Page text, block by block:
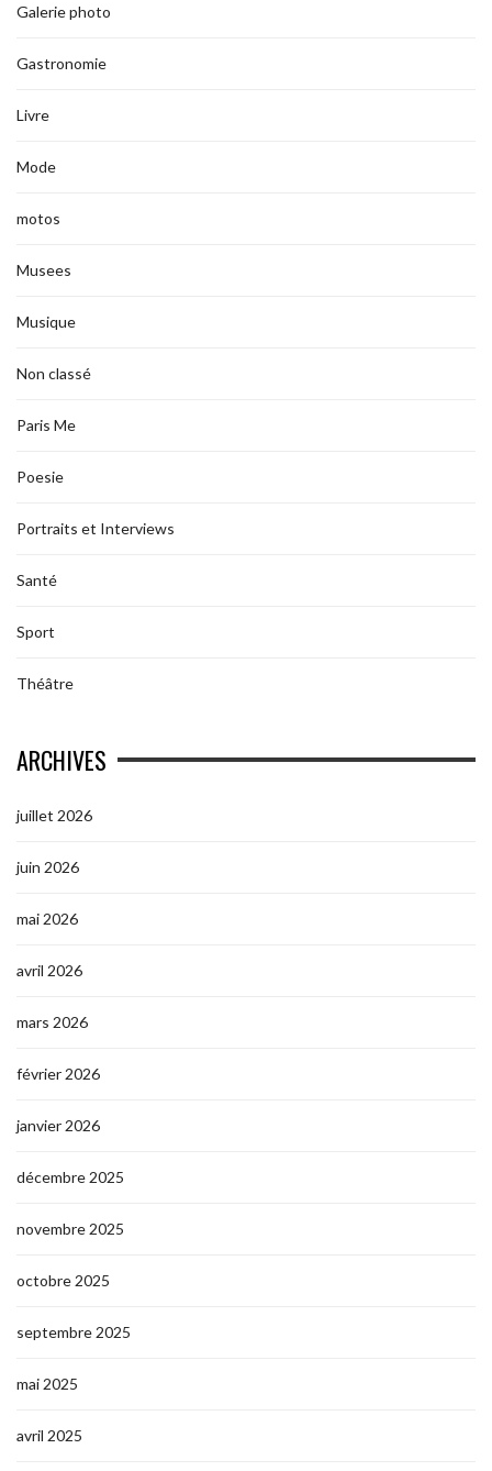
Galerie photo
Gastronomie
Livre
Mode
motos
Musees
Musique
Non classé
Paris Me
Poesie
Portraits et Interviews
Santé
Sport
Théâtre
ARCHIVES
juillet 2026
juin 2026
mai 2026
avril 2026
mars 2026
février 2026
janvier 2026
décembre 2025
novembre 2025
octobre 2025
septembre 2025
mai 2025
avril 2025